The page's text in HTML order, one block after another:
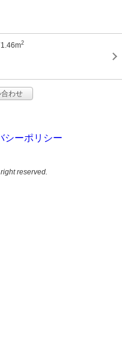
2
わせ
シーポリシー
reserved.